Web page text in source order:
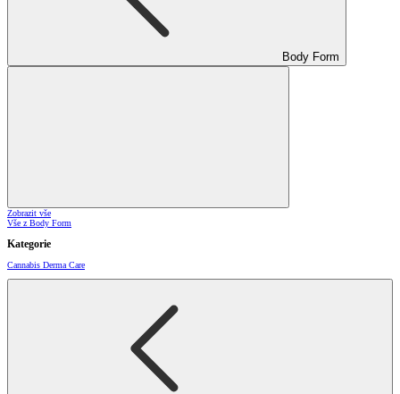
Body Form
Zobrazit vše
Vše z Body Form
Kategorie
Cannabis Derma Care